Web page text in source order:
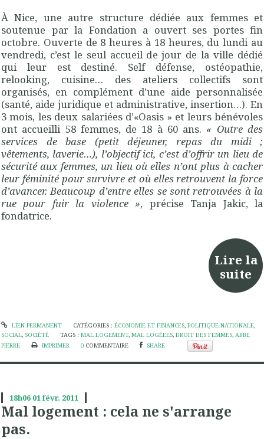
À Nice, une autre structure dédiée aux femmes et
soutenue par la Fondation a ouvert ses portes fin
octobre. Ouverte de 8 heures à 18 heures, du lundi au
vendredi, c’est le seul accueil de jour de la ville dédié
qui leur est destiné. Self défense, ostéopathie,
relooking, cuisine… des ateliers collectifs sont
organisés, en complément d’une aide personnalisée
(santé, aide juridique et administrative, insertion…). En
3 mois, les deux salariées d’«Oasis » et leurs bénévoles
ont accueilli 58 femmes, de 18 à 60 ans. « Outre des
services de base (petit déjeuner, repas du midi ;
vêtements, laverie…), l’objectif ici, c’est d’offrir un lieu de
sécurité aux femmes, un lieu où elles n’ont plus à cacher
leur féminité pour survivre et où elles retrouvent la force
d’avancer. Beaucoup d’entre elles se sont retrouvées à la
rue pour fuir la violence », précise Tanja Jakic, la
fondatrice.
Lire la
suite
LIEN PERMANENT CATÉGORIES : ÉCONOMIE ET FINANCES, POLITIQUE NATIONALE,
SOCIAL, SOCIÉTÉ TAGS :MAL LOGEMENT,MAL LOGÉEES,DROIT DES FEMMES,ABBE
PIERRE
IMPRIMER 0 COMMENTAIRE SHARE
18h06 01févr. 2011
Mal logement : cela ne s'arrange
pas.